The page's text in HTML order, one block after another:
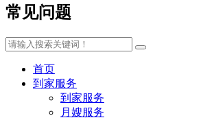
常见问题
首页
到家服务
到家服务
月嫂服务